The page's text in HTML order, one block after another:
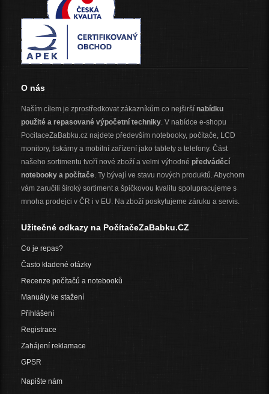
O nás
Naším cílem je zprostředkovat zákazníkům co nejširší nabídku
použité a repasované výpočetní techniky. V nabídce e-shopu
PocitaceZaBabku.cz najdete především notebooky, počítače, LCD
monitory, tiskárny a mobilní zařízení jako tablety a telefony. Část
našeho sortimentu tvoří nové zboží a velmi výhodné předváděcí
notebooky a počítače. Ty bývají ve stavu nových produktů. Abychom
vám zaručili široký sortiment a špičkovou kvalitu spolupracujeme s
mnoha prodejci v ČR i v EU. Na zboží poskytujeme záruku a servis.
Užitečné odkazy na PočítačeZaBabku.CZ
Co je repas?
Často kladené otázky
Recenze počítačů a notebooků
Manuály ke stažení
Přihlášení
Registrace
Zahájení reklamace
GPSR
Napište nám